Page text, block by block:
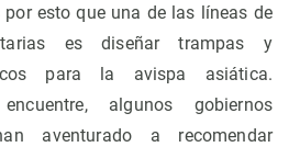
esto que una de las líneas de
es diseñar trampas y
para la avispa asiática.
algunos gobiernos
aventurado a recomendar